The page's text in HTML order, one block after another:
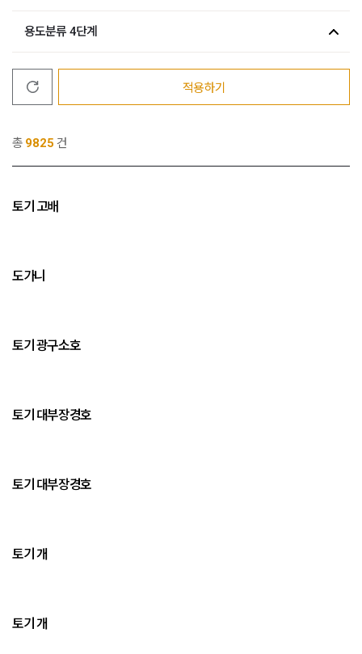
총 9825 건
토기 고배
도가니
토기 광구소호
토기 대부장경호
토기 대부장경호
토기 개
토기 개
용도분류 4단계
적용하기